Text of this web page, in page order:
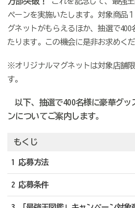
ペーンを実施いたします。対象商品
グネットがもらえるほか、抽選で400
たります。この機会に是非お求めくだ
※オリジナルマグネットは対象店舗
す。
以下、抽選で400名様に豪華グッ
ンについてご案内します。
もくじ
1 応募方法
2 応募条件